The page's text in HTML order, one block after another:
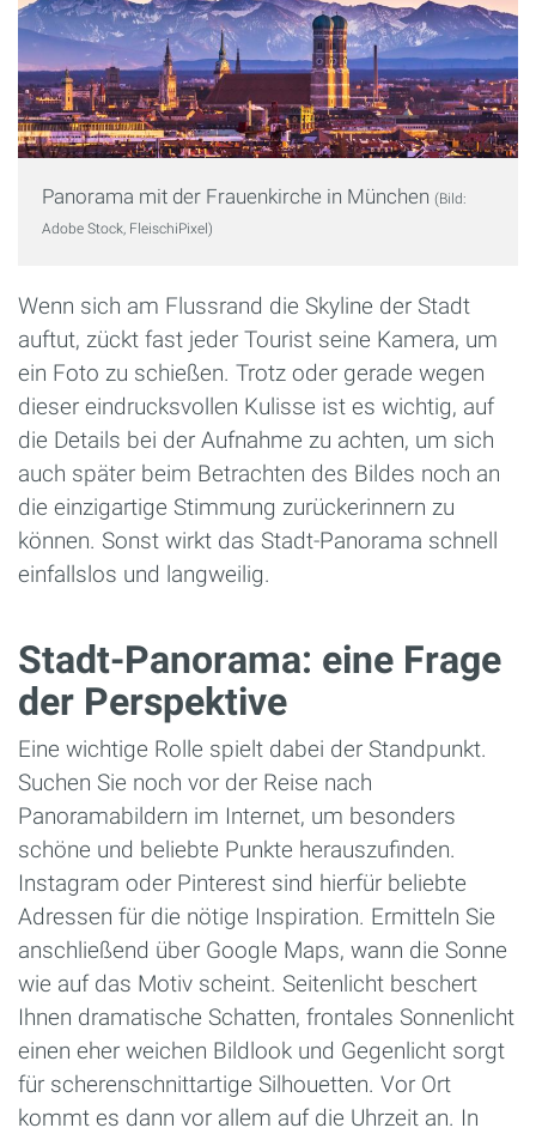
Panorama mit der Frauenkirche in München (Bild:
Adobe Stock, FleischiPixel)
Wenn sich am Flussrand die Skyline der Stadt
auftut, zückt fast jeder Tourist seine Kamera, um
ein Foto zu schießen. Trotz oder gerade wegen
dieser eindrucksvollen Kulisse ist es wichtig, auf
die Details bei der Aufnahme zu achten, um sich
auch später beim Betrachten des Bildes noch an
die einzigartige Stimmung zurückerinnern zu
können. Sonst wirkt das Stadt-Panorama schnell
einfallslos und langweilig.
Stadt-Panorama: eine Frage
der Perspektive
Eine wichtige Rolle spielt dabei der Standpunkt.
Suchen Sie noch vor der Reise nach
Panoramabildern im Internet, um besonders
schöne und beliebte Punkte herauszufinden.
Instagram oder Pinterest sind hierfür beliebte
Adressen für die nötige Inspiration. Ermitteln Sie
anschließend über Google Maps, wann die Sonne
wie auf das Motiv scheint. Seitenlicht beschert
Ihnen dramatische Schatten, frontales Sonnenlicht
einen eher weichen Bildlook und Gegenlicht sorgt
für scherenschnittartige Silhouetten. Vor Ort
kommt es dann vor allem auf die Uhrzeit an. In